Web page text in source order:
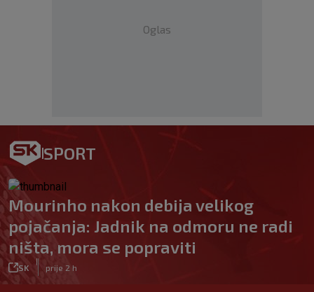
Oglas
SPORT
Mourinho nakon debija velikog
pojačanja: Jadnik na odmoru ne radi
ništa, mora se popraviti
SK prije 2 h